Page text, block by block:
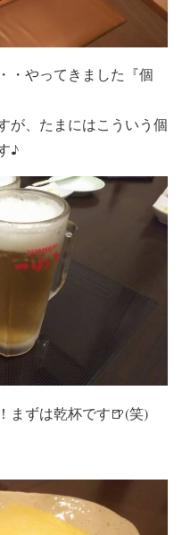
・やってきました『個
が、たまにはこういう個
♪
まずは乾杯です🍺(笑)